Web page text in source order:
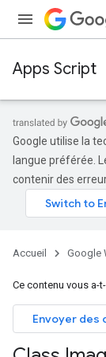
Apps Script
Google utilise la
langue préférée.
contenir des
Accueil Google
Ce contenu vous a-
Envoyer des